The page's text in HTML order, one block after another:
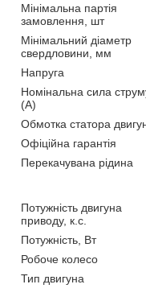
Мінімальна партія
замовлення, шт
Мінімальний діаметр
свердловини, мм
Напруга
Номінальна сила
(А)
Обмотка статора
Офіційна гарантія
Перекачувана рідина
Потужність двигуна
приводу, к.с.
Потужність, Вт
Робоче колесо
Тип двигуна